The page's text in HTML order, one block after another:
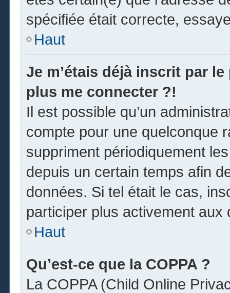
spécifiée était correcte,
Haut
Je m’étais déjà inscrit par
plus me connecter ?!
Il est possible qu’un
compte pour une quelconque
suppriment périodiquement
depuis un certain temps afin
données. Si tel était le cas,
participer plus activement
Haut
Qu’est-ce que la COPPA ?
La COPPA (Child Online